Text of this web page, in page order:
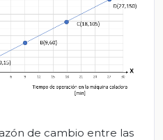
de cambio entre las